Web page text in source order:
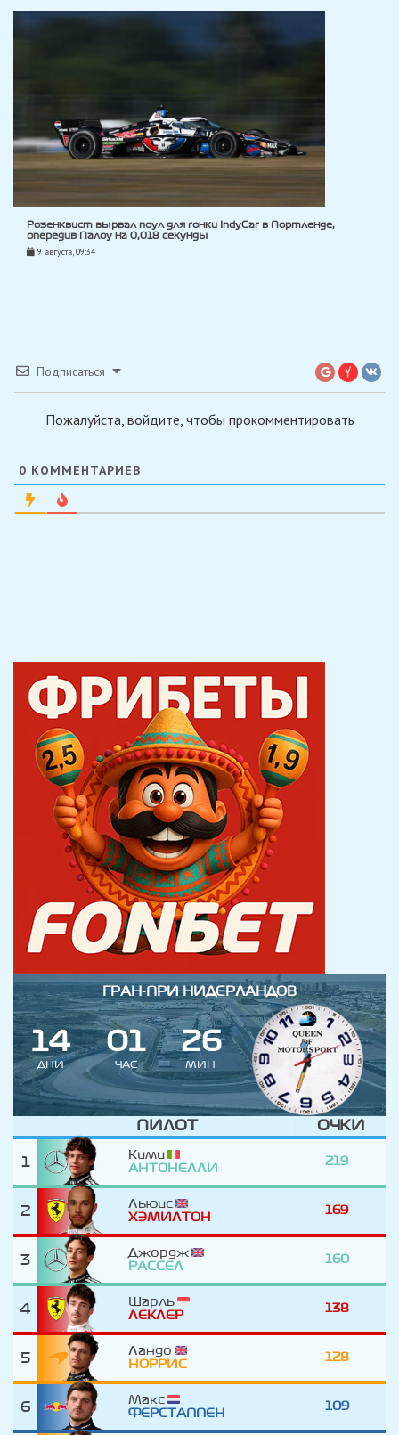
Розенквист вырвал поул для гонки IndyCar в Портленде,
опередив Палоу на 0,018 секунды
9 августа, 09:34
Подписаться
Пожалуйста, войдите, чтобы прокомментировать
0 КОММЕНТАРИЕВ
ГРАН-ПРИ НИДЕРЛАНДОВ
14
ДНИ
01
ЧАС
26
МИН
ПИЛОТ ОЧКИ
1
Кими
АНТОНЕЛЛИ
219
2
Льюис
ХЭМИЛТОН
169
3
Джордж
РАССЕЛ
160
4
Шарль
ЛЕКЛЕР
138
5
Ландо
НОРРИС
128
6
Макс
ФЕРСТАППЕН
109